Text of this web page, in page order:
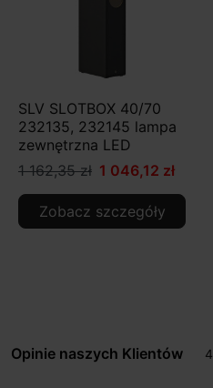
SLV SLOTBOX 40/70
232135, 232145 lampa
zewnętrzna LED
1 162,35 zł 1 046,12 zł
Zobacz szczegóły
Opinie naszych Klientów